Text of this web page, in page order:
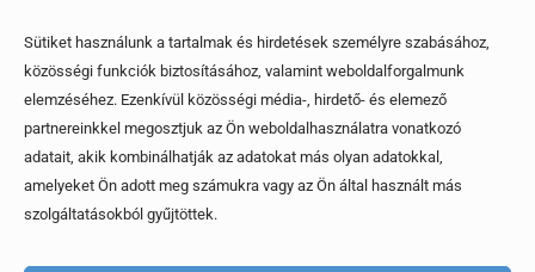
Sütiket használunk a tartalmak és hirdetések személyre szabásához,
közösségi funkciók biztosításához, valamint weboldalforgalmunk
elemzéséhez. Ezenkívül közösségi média-, hirdető- és elemező
partnereinkkel megosztjuk az Ön weboldalhasználatra vonatkozó
adatait, akik kombinálhatják az adatokat más olyan adatokkal,
amelyeket Ön adott meg számukra vagy az Ön által használt más
szolgáltatásokból gyűjtöttek.